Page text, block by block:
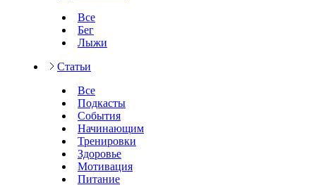
Все
Бег
Лыжи
Статьи
Все
Подкасты
События
Начинающим
Тренировки
Здоровье
Мотивация
Питание